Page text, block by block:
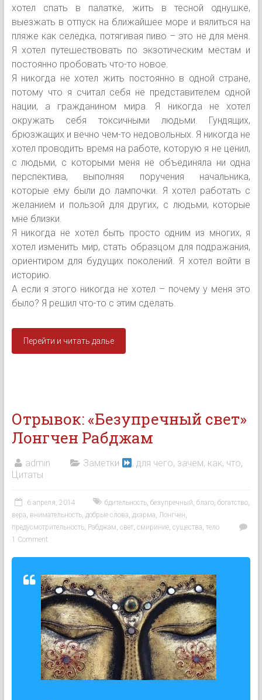
хотел спать в палатке, жить в тесной однушке,
выезжать в отпуск на ближайшее море и вялиться на
пляже как селедка, потягивая пиво – это не для меня.
Я хотел путешествовать по экзотическим местам и
постоянно пробовать что-то новое.
Я никогда не хотел жить постоянно в одной стране,
потому что я считал себя не представителем одной
нации, а гражданином мира. Я никогда не хотел
окружать себя токсичными людьми. Гундящих,
брюзжащих и вечно чем-то недовольных. Я никогда не
хотел проводить время на работе, которую я не ценил,
с людьми, с которыми меня не объединяла ни одна
перспектива, выполняя поручения начальника,
которые ему были до лампочки. Я хотел работать с
желанием и пользой для других, с людьми, которые
мне близки.
Я никогда не хотел быть просто одним из многих, я
хотел изменить мир, стать образцом для подражания,
ориентиром для будущих поколений. Я хотел войти в
историю.
А если я этого никогда не хотел – почему у меня это
было? Я решил что-то с этим сделать.
Перейти и читать далье
Отрывок: «Безупречный свет»
Лонгчен Рабджам
admin Заметки , для чего, зачем, как, что,
Цитаты
6 апреля, 2014 бдительность, безупречный, благо, богатство,
вера, внимательность, добрые слова, дхарма, Лонгчен,
предусмотрительность, Рабджам, свет, смириние, существа, тело
1 Comment